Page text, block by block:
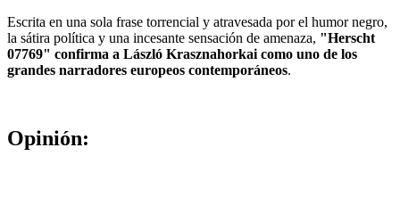
Escrita en una sola frase torrencial y atravesada por el humor negro,
la sátira política y una incesante sensación de amenaza, "Herscht
07769" confirma a László Krasznahorkai como uno de los
grandes narradores europeos contemporáneos.
Opinión: